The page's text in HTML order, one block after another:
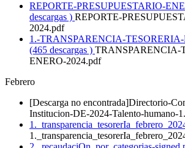
REPORTE-PRESUPUESTARIO-
descargas ) REPORTE-
2024.pdf
1.-TRANSPARENCIA-
(465 descargas ) TRANSPARENCIA-
ENERO-2024.pdf
Febrero
[Descarga no encontrada]Directorio-
Institucion-DE-2024-Talento-humano-